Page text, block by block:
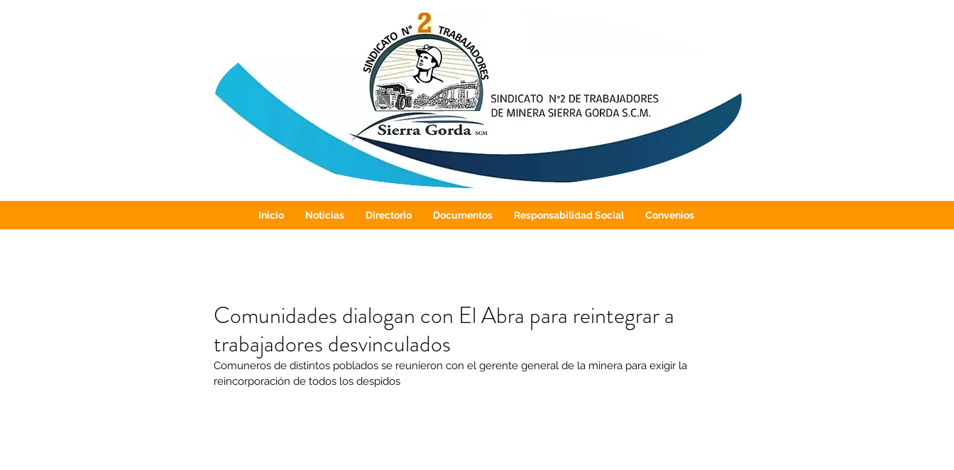
Inicio Noticias Directorio Documentos Responsabilidad Social Convenios
Comunidades dialogan con El Abra para reintegrar a
trabajadores desvinculados
Comuneros de distintos poblados se reunieron con el gerente general de la minera para exigir la
reincorporación de todos los despidos